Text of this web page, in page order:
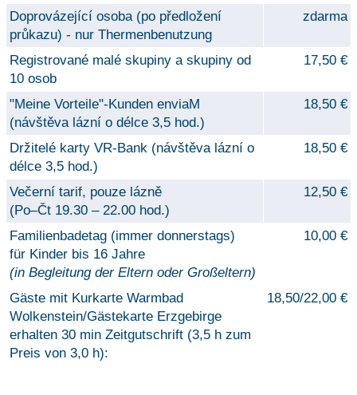
Doprovázející osoba (po předložení
průkazu) - nur Thermenbenutzung
zdarma
Registrované malé skupiny a skupiny od
10 osob
17,50 €
"Meine Vorteile"-Kunden enviaM
(návštěva lázní o délce 3,5 hod.)
18,50 €
Držitelé karty VR-Bank (návštěva lázní o
délce 3,5 hod.)
18,50 €
Večerní tarif, pouze lázně
(Po–Čt 19.30 – 22.00 hod.)
12,50 €
Familienbadetag (immer donnerstags)
für Kinder bis 16 Jahre
(in Begleitung der Eltern oder Großeltern)
10,00 €
Gäste mit Kurkarte Warmbad
Wolkenstein/Gästekarte Erzgebirge
erhalten 30 min Zeitgutschrift (3,5 h zum
Preis von 3,0 h):
18,50/22,00 €